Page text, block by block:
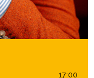
17:00